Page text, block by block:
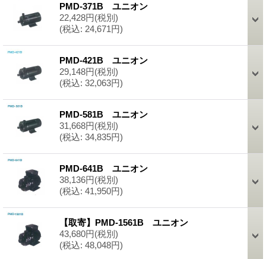
PMD-371B ユニオン
22,428円(税別)
(税込: 24,671円)
PMD-421B ユニオン
29,148円(税別)
(税込: 32,063円)
PMD-581B ユニオン
31,668円(税別)
(税込: 34,835円)
PMD-641B ユニオン
38,136円(税別)
(税込: 41,950円)
【取寄】PMD-1561B ユニオン
43,680円(税別)
(税込: 48,048円)